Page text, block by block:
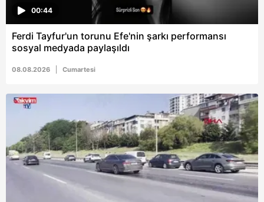
00:44
Ferdi Tayfur'un torunu Efe'nin şarkı performansı
sosyal medyada paylaşıldı
08.08.2026 Cumartesi